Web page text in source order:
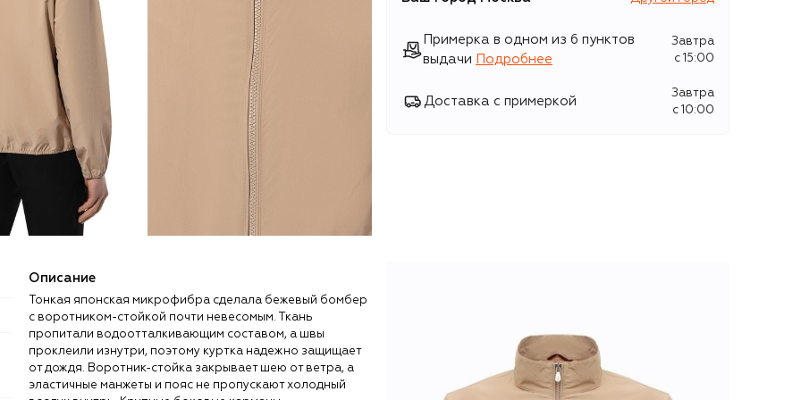
Примерка в одном из 6 пунктов
выдачи
Подробнее
Завтра
c 15:00
Доставка с примеркой
Завтра
c 10:00
Описание
Тонкая японская микрофибра сделала бежевый бомбер
с воротником-стойкой почти невесомым. Ткань
пропитали водоотталкивающим составом, а швы
проклеили изнутри, поэтому куртка надежно защищает
от дождя. Воротник-стойка закрывает шею от ветра, а
эластичные манжеты и пояс не пропускают холодный